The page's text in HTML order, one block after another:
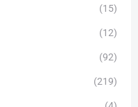
(15)
(12)
(92)
(219)